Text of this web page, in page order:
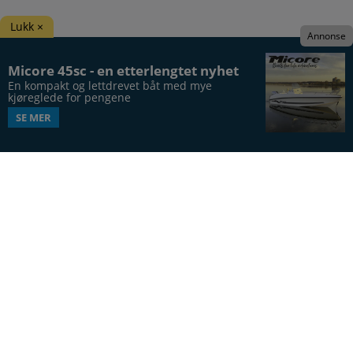
Micore 45sc - en etterlengtet nyhet
En kompakt og lettdrevet båt med mye
kjøreglede for pengene
SE MER
Annonse
Lukk ×